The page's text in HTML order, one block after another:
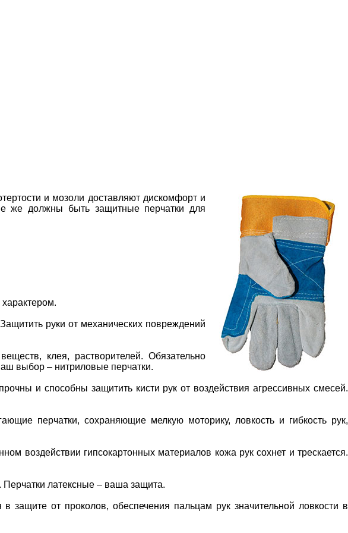
и мозоли доставляют дискомфорт и
же должны быть защитные перчатки для
руки от механических повреждений
клея, растворителей. Обязательно
выбор – нитриловые перчатки.
и способны защитить кисти рук от воздействия агрессивных смесей.
перчатки, сохраняющие мелкую моторику, ловкость и гибкость рук,
воздействии гипсокартонных материалов кожа рук сохнет и трескается.
Перчатки латексные – ваша защита.
защите от проколов, обеспечения пальцам рук значительной ловкости в